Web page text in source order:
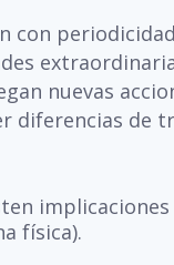
con
nuevas
diferencias de
física).